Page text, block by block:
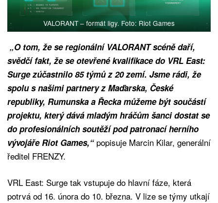
VALORANT – formát ligy. Foto: Riot Games
„O tom, že se regionální VALORANT scéně daří,
svědčí fakt, že se otevřené kvalifikace do VRL East:
Surge zúčastnilo 85 týmů z 20 zemí. Jsme rádi, že
spolu s našimi partnery z Maďarska, České
republiky, Rumunska a Řecka můžeme být součástí
projektu, který dává mladým hráčům šanci dostat se
do profesionálních soutěží pod patronací herního
vývojáře Riot Games,“popisuje Marcin Kilar, generální
ředitel FRENZY.
VRL East: Surge tak vstupuje do hlavní fáze, která
potrvá od 16. února do 10. března. V lize se týmy utkají